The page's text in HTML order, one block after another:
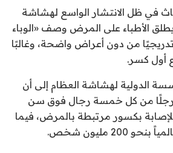
في ظل الانتشار الواسع لهشاشة
الأطباء على المرض وصف «الوباء
من دون أعراض واضحة، وغالبًا
أول كسر.
الدولية لهشاشة العظام إلى أن
ورجلًا من كل خمسة رجال فوق سن
بكسور مرتبطة بالمرض، فيما
مليون شخص.